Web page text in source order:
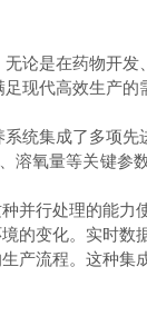
是在药物开发
现代高效生产的
统集成了多项先
氧量等关键参
行处理的能力
变化。实时数
流程。这种集